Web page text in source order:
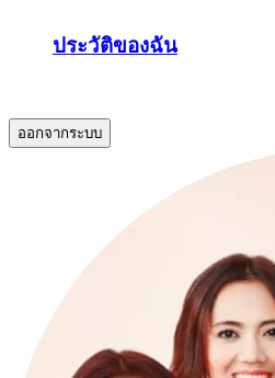
ประวัติของฉัน
ออกจากระบบ